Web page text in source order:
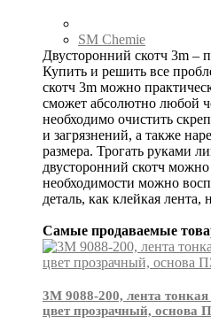
SM Chemie
Двусторонний скотч 3m –
Купить и решить все
скотч 3m можно
сможет абсолютно любой
необходимо очистить
и загрязнений, а также
размера. Трогать руками
двусторонний скотч
необходимости можно
деталь, как клейкая
Самые продаваемые
3М 9088-200, лента
цвет прозрачный, основа